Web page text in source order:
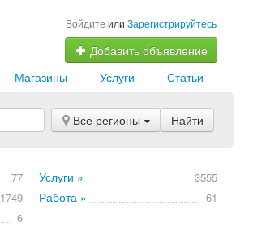
Войдите или Зарегистрируйтесь
Добавить объявление
Статьи
Услуги
Магазины
Все регионы Найти
77 Услуги » 3555
1749 Работа » 61
6